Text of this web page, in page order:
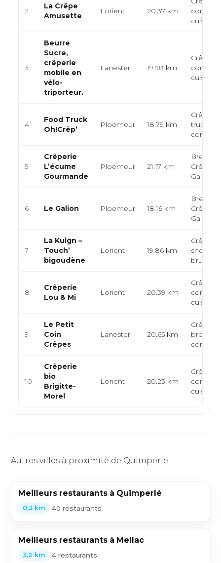
2
La Crêpe
Amusette
Lorient 20.37 km
cuisine
3
Beurre
Sucre,
crêperie
mobile en
vélo-
triporteur.
Lanester 19.98 km
cuisine
4
Food Truck
Oh!Crêp’
Ploemeur 18.79 km
truck,
5
Crêperie
L’écume
Gourmande
Ploemeur 21.17 km
6 Le Galion Ploemeur 18.16 km
Galettes
7
La Kuign –
Touch’
bigoudène
Lorient 19.86 km
shop,
brunch
8
Crêperie
Lou & Mi
Lorient 20.39 km
cuisine
9
Le Petit
Coin
Crêpes
Lanester 20.65 km
10
Crêperie
bio
Brigitte-
Morel
Lorient 20.23 km
cuisine
Autres villes à proximité de Quimperle
Meilleurs restaurants à Quimperlé
0,3 km •40 restaurants
Meilleurs restaurants à Mellac
3,2 km •4 restaurants